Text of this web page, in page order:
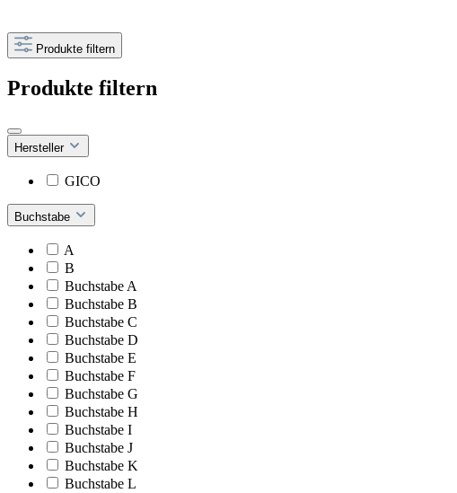
Produkte filtern
Produkte filtern
Hersteller
GICO
Buchstabe
A
B
Buchstabe A
Buchstabe B
Buchstabe C
Buchstabe D
Buchstabe E
Buchstabe F
Buchstabe G
Buchstabe H
Buchstabe I
Buchstabe J
Buchstabe K
Buchstabe L